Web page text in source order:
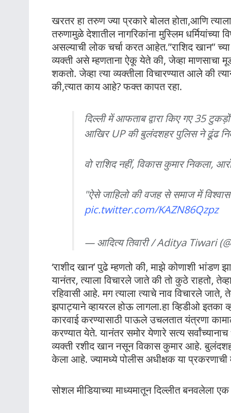
खरतर हा तरुण ज्या प्रकारे बोलत होता,आणि
तरुणामुळे देशातील नागरिकांना मुस्लिम धर्मियांच्या
असल्याची लोक चर्चा करत आहेत.”राशिद खान”
व्यक्ती असे म्हणताना ऐकू येते की, जेव्हा माणसाचा
शकतो. जेव्हा त्या व्यक्तीला विचारण्यात आले की
की,त्यात काय आहे? फक्त कापत रहा.
दिल्ली में आफताब द्वारा किए गए 35
आखिर UP की बुलंदशहर पुलिस ने ढूंढ
वो राशिद नहीं, विकास कुमार निकला,
"ऐसे जाहिलो की वजह से समाज में
pic.twitter.com/KAZN86Qzpz
— आदित्य तिवारी / Aditya Tiwari
‘राशीद खान’ पुढे म्हणतो की, माझे कोणाशी
यानंतर, त्याला विचारले जाते की तो कुठे राहतो,
रहिवासी आहे. मग त्याला त्याचे नाव विचारले जाते,
झपाट्याने व्हायरल होऊ लागला.हा व्हिडीओ इतका
कारवाई करण्यासाठी पाऊले उचलतात यंत्रणा
करण्यात येते. यानंतर समोर येणारे सत्य
व्‍यक्‍ती रशीद खान नसून विकास कुमार आहे.
केला आहे. ज्यामध्ये पोलीस अधीक्षक या प्रकरणाची
सोशल मीडियाच्या माध्यमातून दिल्लीत बनवलेला